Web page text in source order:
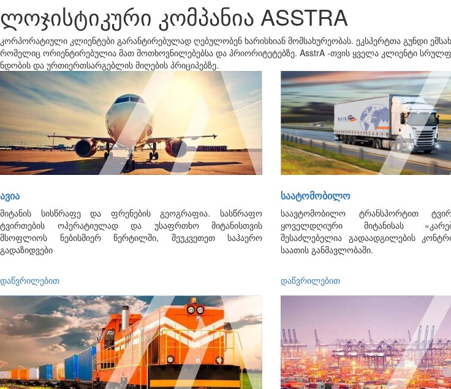
ლოჯისტიკური კომპანია ASSTRA
კორპორატიული კლიენტები გარანტირებულად ღებულობენ ხარისხიან მომსახურეობას. ეკსპერტთა გუნდი
რომელიც ორიენტირებულია მათ მოთხოვნილებებსა და პრიორიტეტებზე. AsstrA -თვის ყველა კლიენტი
ნდობის და ურთიერთსარგებლის მიღების პრიციპებზე.
ᲐᲕᲘᲐ
მიტანის სისწრაფე და ფრენების გეოგრაფია. სასწრაფო
ტვირთების ოპერატიულად და უსაფრთხო მიტანისთვის
მსოფლიოს ნებისმიერ წერტილში, შეუკვეთეთ საჰაერო
გადაზიდვები
დაწვრილებით
ᲡᲐᲐᲢᲝᲛᲝᲑᲘᲚᲝ
საავტომობილო ტრანსპორტით
ყოველდღიური მიტანისას
შესაძლებელია გადაადგილების
საათის განმავლობაში.
დაწვრილებით